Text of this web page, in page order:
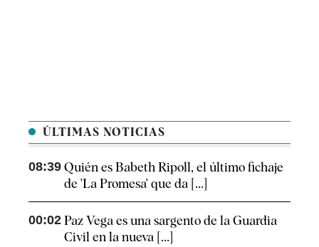
ÚLTIMAS NOTICIAS
08:39 Quién es Babeth Ripoll, el último fichaje
de 'La Promesa' que da [...]
00:02 Paz Vega es una sargento de la Guardia
Civil en la nueva [...]